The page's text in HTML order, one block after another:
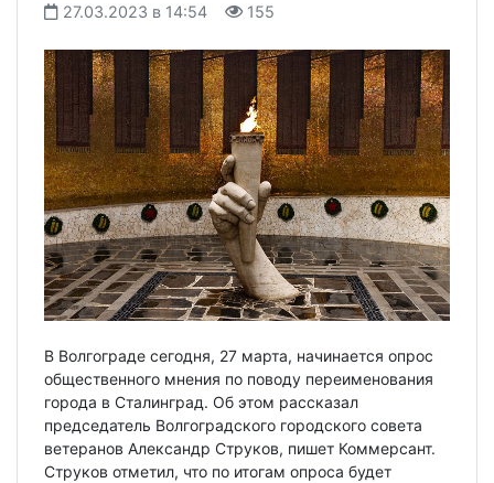
27.03.2023 в 14:54 155
В Волгограде сегодня, 27 марта, начинается опрос
общественного мнения по поводу переименования
города в Сталинград. Об этом рассказал
председатель Волгоградского городского совета
ветеранов Александр Струков, пишет Коммерсант.
Струков отметил, что по итогам опроса будет